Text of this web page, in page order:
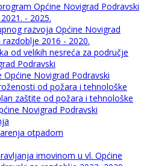
Općine Novigrad Podravski
- 2025.
razvoja Općine Novigrad
razdoblje 2016 - 2020.
od velikih nesreća za područje
Podravski
Općine Novigrad Podravski
od požara i tehnološke
zaštite od požara i tehnološke
Novigrad Podravski
otpadom
imovinom u vl. Općine